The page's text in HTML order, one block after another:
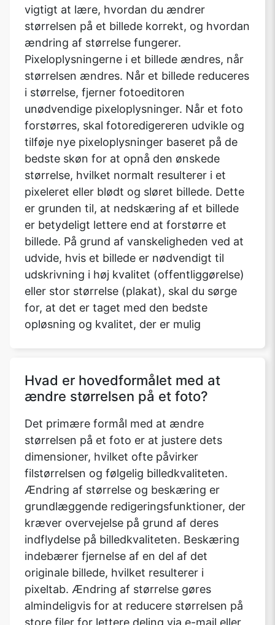
vigtigt at lære, hvordan du ændrer
størrelsen på et billede korrekt, og hvordan
ændring af størrelse fungerer.
Pixeloplysningerne i et billede ændres, når
størrelsen ændres. Når et billede reduceres
i størrelse, fjerner fotoeditoren
unødvendige pixeloplysninger. Når et foto
forstørres, skal fotoredigereren udvikle og
tilføje nye pixeloplysninger baseret på de
bedste skøn for at opnå den ønskede
størrelse, hvilket normalt resulterer i et
pixeleret eller blødt og sløret billede. Dette
er grunden til, at nedskæring af et billede
er betydeligt lettere end at forstørre et
billede. På grund af vanskeligheden ved at
udvide, hvis et billede er nødvendigt til
udskrivning i høj kvalitet (offentliggørelse)
eller stor størrelse (plakat), skal du sørge
for, at det er taget med den bedste
opløsning og kvalitet, der er mulig
Hvad er hovedformålet med at
ændre størrelsen på et foto?
Det primære formål med at ændre
størrelsen på et foto er at justere dets
dimensioner, hvilket ofte påvirker
filstørrelsen og følgelig billedkvaliteten.
Ændring af størrelse og beskæring er
grundlæggende redigeringsfunktioner, der
kræver overvejelse på grund af deres
indflydelse på billedkvaliteten. Beskæring
indebærer fjernelse af en del af det
originale billede, hvilket resulterer i
pixeltab. Ændring af størrelse gøres
almindeligvis for at reducere størrelsen på
store filer for lettere deling via e-mail eller